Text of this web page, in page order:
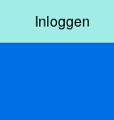
Inloggen